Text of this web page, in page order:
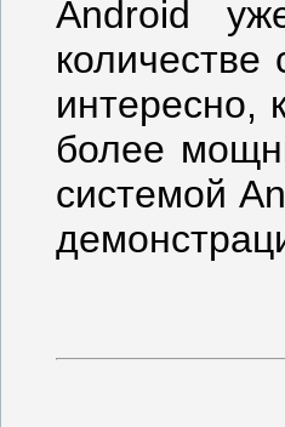
Android
интересно,
более
системой